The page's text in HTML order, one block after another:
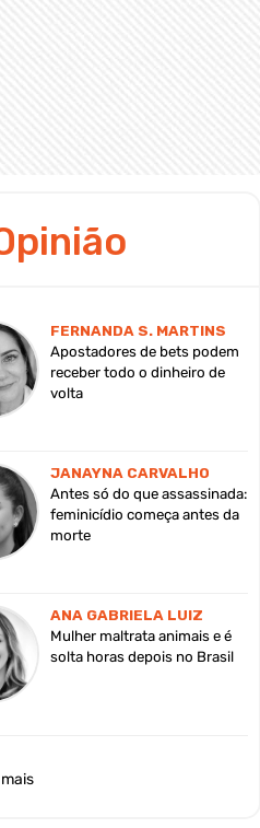
FERNANDA S. MARTINS
Apostadores de bets podem
receber todo o dinheiro de
volta
JANAYNA CARVALHO
Antes só do que assassinada:
feminicídio começa antes da
morte
ANA GABRIELA LUIZ
Mulher maltrata animais e é
solta horas depois no Brasil